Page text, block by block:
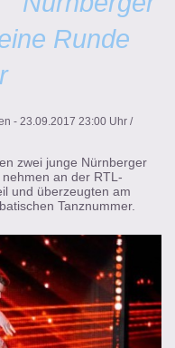
Runde
- 23.09.2017 23:00 Uhr /
zwei junge Nürnberger
an der RTL-
und überzeugten am
Tanznummer.